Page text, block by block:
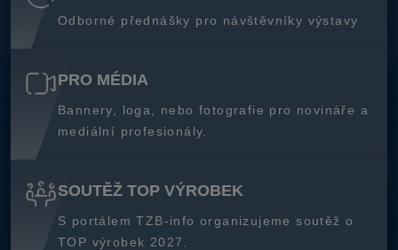
Odborné přednášky pro návštěvníky výstavy
PRO MÉDIA
Bannery, loga, nebo fotografie pro novináře a
mediální profesionály.
SOUTĚŽ TOP VÝROBEK
S portálem TZB-info organizujeme soutěž o
TOP výrobek 2027.